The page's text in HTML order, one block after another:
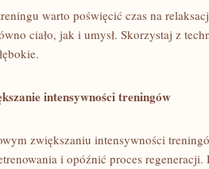
warto poświęcić​ czas na
ciało, jak i umysł. Skorzystaj z
​intensywności treningów
zwiększaniu intensywności
i opóźnić proces regeneracji.